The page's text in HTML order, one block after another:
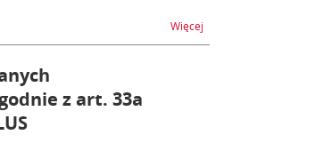
Więcej
z art. 33a